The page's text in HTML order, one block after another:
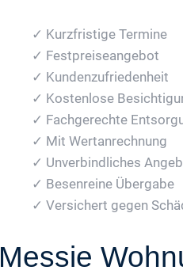
✓ Kurzfristige Termine
✓ Festpreiseangebot
✓ Kundenzufriedenheit
✓ Kostenlose
✓ Fachgerechte
✓ Mit Wertanrechnung
✓ Unverbindliches
✓ Besenreine Übergabe
✓ Versichert gegen
Messie